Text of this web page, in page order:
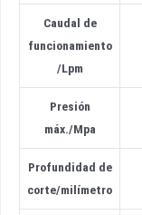
Caudal de
funcionamiento
/Lpm
Presión
máx./Mpa
Profundidad de
corte/milímetro